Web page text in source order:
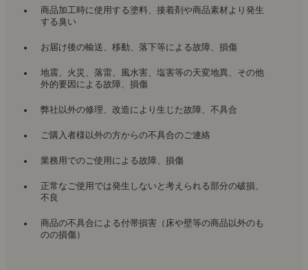
商品加工時に使用する塗料、接着剤や商品素材より発生
する臭い
お届け後の輸送、移動、落下等による故障、損傷
地震、火災、落雷、風水害、塩害等の天変地異、その他
外的要因による故障、損傷
弊社以外の修理、改造により生じた故障、不具合
ご購入者様以外の方からの不具合のご連絡
業務用でのご使用による故障、損傷
正常なご使用では発生しないと考えられる部分の破損、
不良
商品の不具合による付帯損害（床や壁等の商品以外のも
のの損傷）